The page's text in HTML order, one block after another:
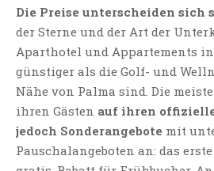
Die Preise unterscheiden sich
der Sterne und der Art der
Aparthotel und Appartements
günstiger als die Golf- und
Nähe von Palma sind. Die
ihren Gästen auf ihren
jedoch Sonderangebote mit
Pauschalangeboten an: das